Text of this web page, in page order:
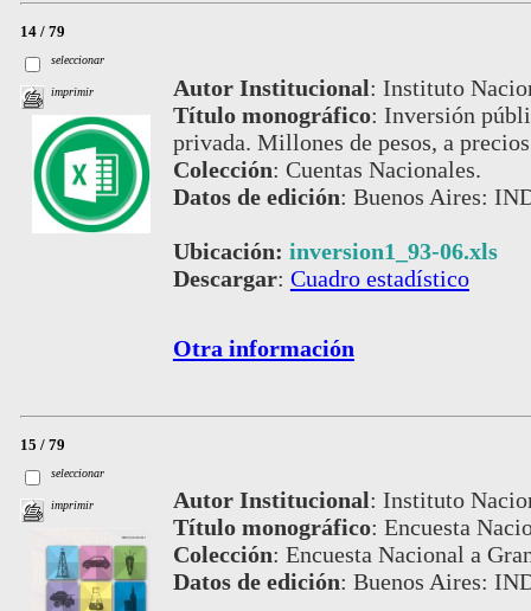
14 / 79
seleccionar
imprimir Autor Institucional: Instituto
Título monográfico: Inversión
privada. Millones de pesos, a
Colección: Cuentas Nacionales.
Datos de edición: Buenos Aires:
Ubicación: inversion1_93-06.xls
Descargar: Cuadro estadístico
Otra información
15 / 79
seleccionar
imprimir Autor Institucional: Instituto
Título monográfico: Encuesta
Colección: Encuesta Nacional a
Datos de edición: Buenos Aires: